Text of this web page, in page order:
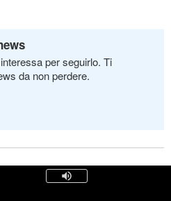
per seguirlo. Ti
da non perdere.